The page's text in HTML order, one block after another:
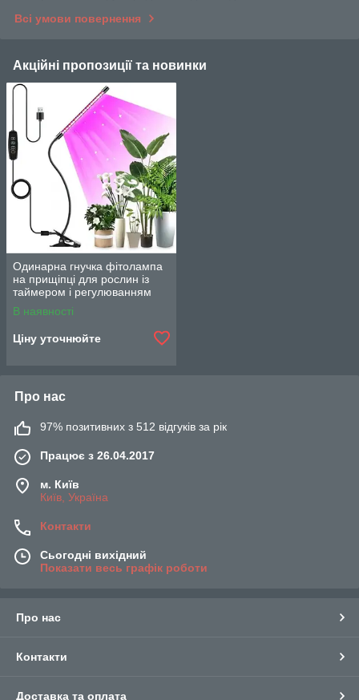
Всі умови повернення
Акційні пропозиції та новинки
Одинарна гнучка фітолампа
на прищіпці для рослин із
таймером і регулюванням
яскравості
В наявності
Ціну уточнюйте
Про нас
97% позитивних з 512 відгуків за рік
Працює з 26.04.2017
м. Київ
Київ, Україна
Контакти
Сьогодні вихідний
Показати весь графік роботи
Про нас
Контакти
Доставка та оплата